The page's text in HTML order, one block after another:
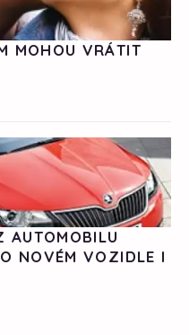
MOHOU VRÁTIT
AUTOMOBILU
NOVÉM VOZIDLE I